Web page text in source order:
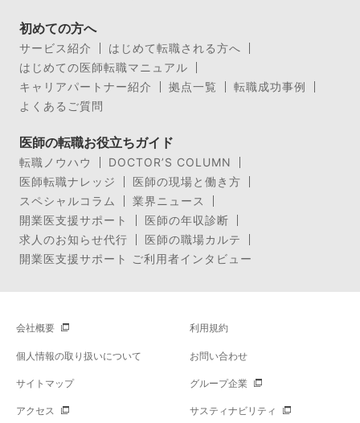
初めての方へ
サービス紹介
はじめて転職される方へ
はじめての医師転職マニュアル
キャリアパートナー紹介
拠点一覧
転職成功事例
よくあるご質問
医師の転職お役立ちガイド
転職ノウハウ
DOCTOR’S COLUMN
医師転職ナレッジ
医師の現場と働き方
スペシャルコラム
業界ニュース
開業医支援サポート
医師の年収診断
求人のお知らせ代行
医師の職場カルテ
開業医支援サポート ご利用者インタビュー
会社概要 利用規約
個人情報の取り扱いについて お問い合わせ
サイトマップ グループ企業
アクセス サスティナビリティ